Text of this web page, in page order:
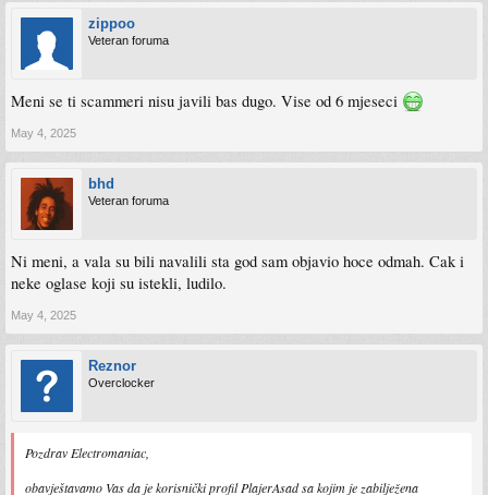
zippoo
Veteran foruma
Meni se ti scammeri nisu javili bas dugo. Vise od 6 mjeseci
May 4, 2025
bhd
Veteran foruma
Ni meni, a vala su bili navalili sta god sam objavio hoce odmah. Cak i
neke oglase koji su istekli, ludilo.
May 4, 2025
Reznor
Overclocker
Pozdrav Electromaniac,
obavještavamo Vas da je korisnički profil PlajerAsad sa kojim je zabilježena